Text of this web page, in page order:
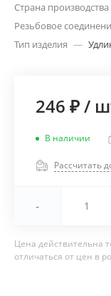
Страна производства
Резьбовое
Тип изделия —
246 ₽/
В наличии
Рассчитать
-
Цена действительна
отличаться от цен в